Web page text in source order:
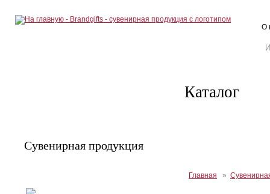
О
Каталог
Сувенирная продукция
Главная »